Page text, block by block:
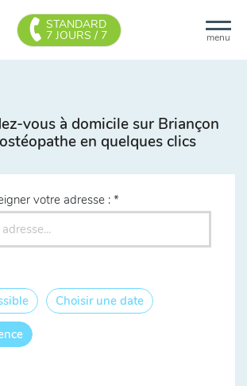
menu
STANDARD
7 JOURS / 7
vous à domicile sur Briançon
en quelques clics
votre adresse :
Choisir une date